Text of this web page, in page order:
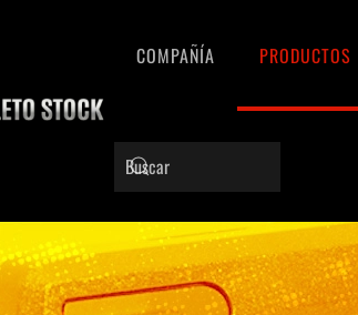
COMPAÑÍA PRODUCTOS